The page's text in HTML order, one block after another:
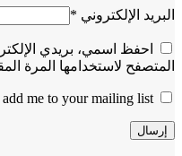
البريد الإلكتروني *
احفظ اسمي، بريدي
المتصفح لاستخدامها المرة